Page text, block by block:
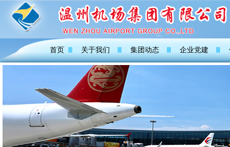
首页 关于我们 集团动态 企业党建